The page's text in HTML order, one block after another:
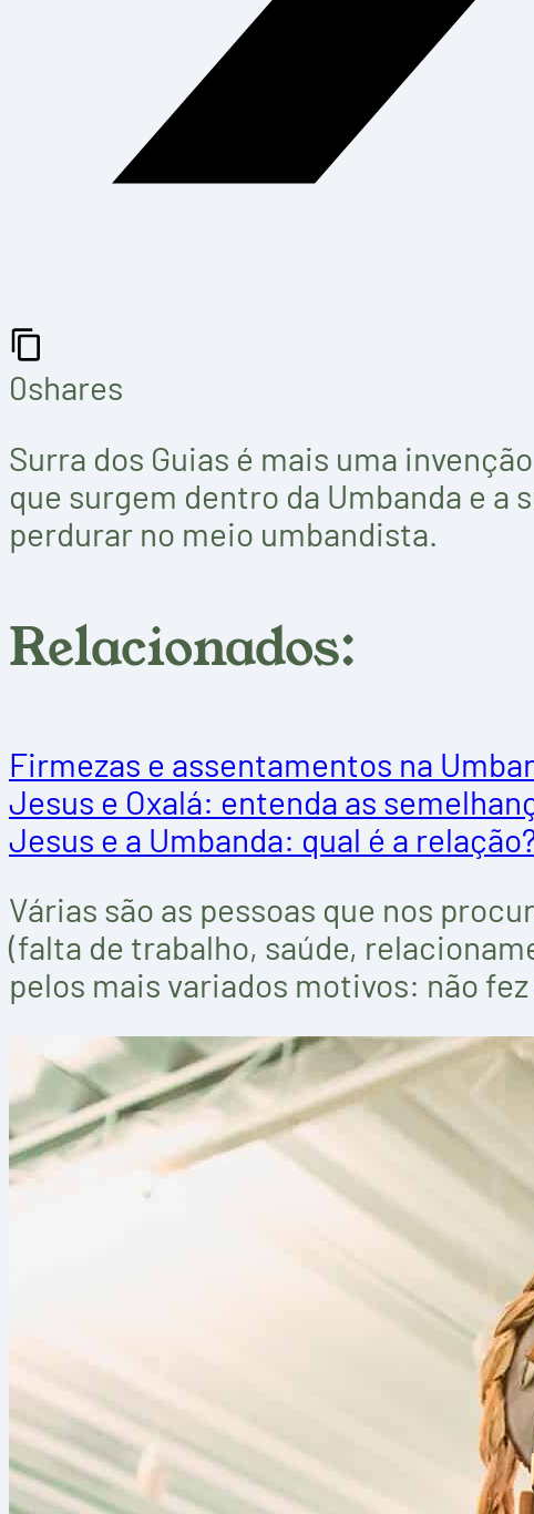
0shares
Surra dos Guias é mais uma
que surgem dentro da Umbanda e
perdurar no meio umbandista.
Relacionados:
Firmezas e assentamentos na
Jesus e Oxalá: entenda as
Jesus e a Umbanda: qual é a
Várias são as pessoas que nos
(falta de trabalho, saúde,
pelos mais variados motivos: não